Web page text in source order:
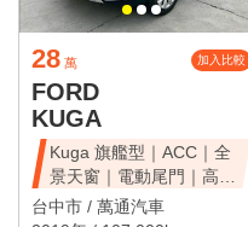
28 萬 加入比較
FORD
KUGA
Kuga 旗艦型｜ACC｜全
景天窗｜電動尾門｜高CP
值休旅
台中市 / 萬通汽車